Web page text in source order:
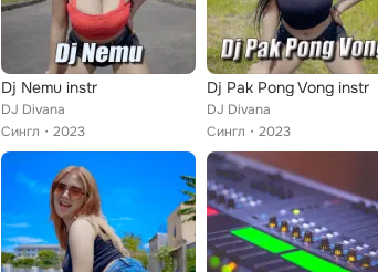
Dj Nemu instr
DJ Divana
Сингл
2023
Dj Pak Pong Vong instr
DJ Divana
Сингл
2023